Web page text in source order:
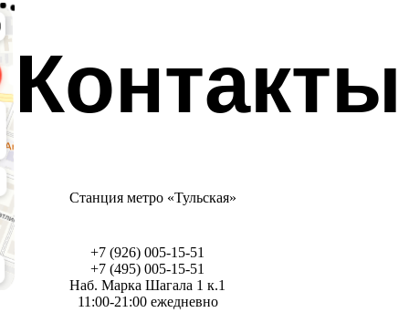
Контакты
Станция метро «Тульская»
+7 (926) 005-15-51
+7 (495) 005-15-51
Наб. Марка Шагала 1 к.1
11:00-21:00 ежедневно